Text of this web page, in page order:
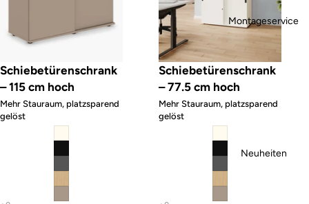
Montageservice
Neuheiten
Schiebetürenschrank
– 115 cm hoch
Mehr Stauraum, platzsparend
gelöst
Schiebetürenschrank
– 77.5 cm hoch
Mehr Stauraum, platzsparend
gelöst